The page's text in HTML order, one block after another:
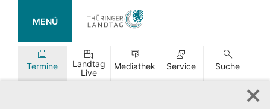
MENÜ
Termine
Landtag
Live
Mediathek Service Suche